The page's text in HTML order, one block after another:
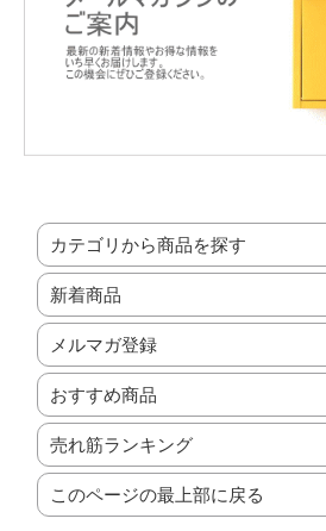
カテゴリから商品を探す
新着商品
メルマガ登録
おすすめ商品
売れ筋ランキング
このページの最上部に戻る